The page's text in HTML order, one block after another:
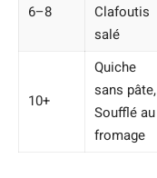
6–8
Clafoutis
salé
10+
Quiche
sans pâte,
Soufflé au
fromage